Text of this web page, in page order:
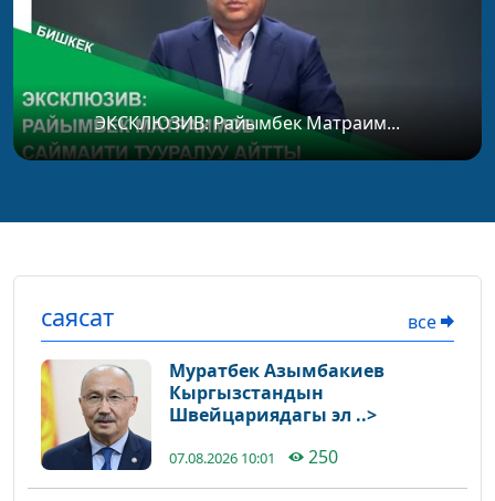
ЭКСКЛЮЗИВ: Райымбек Матраим...
саясат
все
Муратбек Азымбакиев
Кыргызстандын
Швейцариядагы эл ..>
07.08.2026 10:01 250